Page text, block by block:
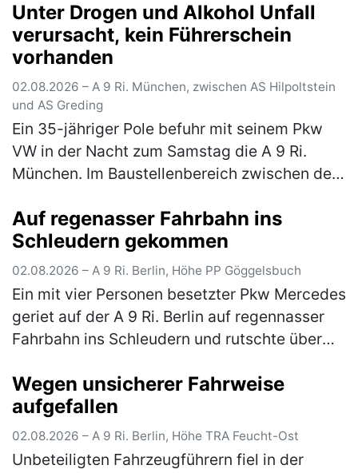
Fahrers…(mehr)
Unter Drogen und Alkohol Unfall
verursacht, kein Führerschein
vorhanden
02.08.2026 – A 9 Ri. München, zwischen AS Hilpoltstein
und AS Greding
Ein 35-jähriger Pole befuhr mit seinem Pkw
VW in der Nacht zum Samstag die A 9 Ri.
München. Im Baustellenbereich zwischen der
für eine gute Idee, im abge…(mehr)
Auf regenasser Fahrbahn ins
Schleudern gekommen
02.08.2026 – A 9 Ri. Berlin, Höhe PP Göggelsbuch
Ein mit vier Personen besetzter Pkw Mercedes
geriet auf der A 9 Ri. Berlin auf regennasser
Fahrbahn ins Schleudern und rutschte über
einem auf dem rechte… (mehr)
Wegen unsicherer Fahrweise
aufgefallen
02.08.2026 – A 9 Ri. Berlin, Höhe TRA Feucht-Ost
Unbeteiligten Fahrzeugführern fiel in der